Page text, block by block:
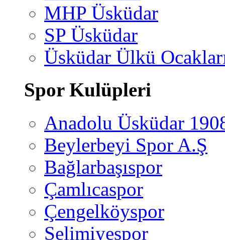
MHP Üsküdar
SP Üsküdar
Üsküdar Ülkü
Spor Kulüpleri
Anadolu Üsküdar
Beylerbeyi Spor A.Ş
Bağlarbaşıspor
Çamlıcaspor
Çengelköyspor
Selimiyespor